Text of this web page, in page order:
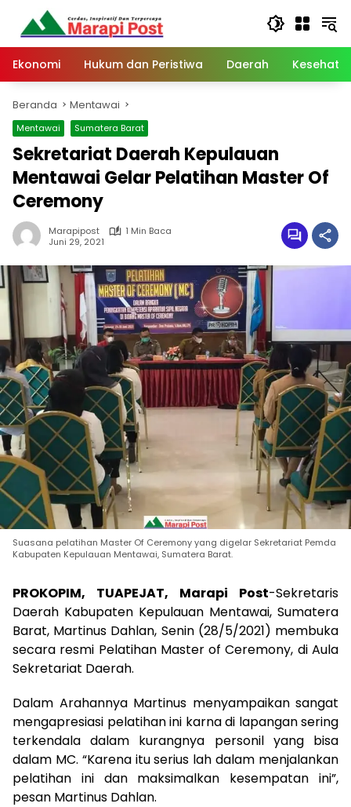
Langsung
konten
Ekonomi
Hukum dan Peristiwa Daerah
Beranda Mentawai
Mentawai Sumatera Barat
Sekretariat Daerah Kepulauan
Mentawai Gelar Pelatihan Master Of
Ceremony
Marapipost
1 Min Baca
Juni 29, 2021
Suasana pelatihan Master Of Ceremony yang digelar Sekretariat Pemda
Kabupaten Kepulauan Mentawai, Sumatera Barat.
PROKOPIM, TUAPEJAT, Marapi Post-Sekretaris
Daerah Kabupaten Kepulauan Mentawai, Sumatera
Barat, Martinus Dahlan, Senin (28/5/2021) membuka
secara resmi Pelatihan Master of Ceremony, di Aula
Sekretariat Daerah.
Dalam Arahannya Martinus menyampaikan sangat
mengapresiasi pelatihan ini karna di lapangan sering
terkendala dalam kurangnya personil yang bisa
dalam MC. “Karena itu serius lah dalam menjalankan
pelatihan ini dan maksimalkan kesempatan ini”,
pesan Martinus Dahlan.